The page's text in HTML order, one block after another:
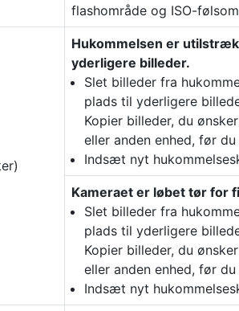
flashområde og ISO-
Hukommelsen er
yderligere billeder.
Slet billeder fra
plads til yderligere
Kopier billeder, du
eller anden enhed, før
Indsæt nyt
Kameraet er løbet tør for
Slet billeder fra
plads til yderligere
Kopier billeder, du
eller anden enhed, før
Indsæt nyt